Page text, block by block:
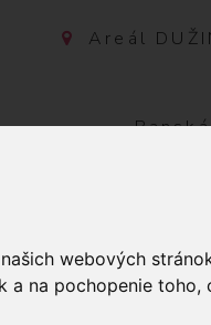
webových
a na pochopenie toho,
Areál